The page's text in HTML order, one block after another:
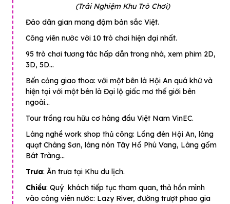
(Trải Nghiệm Khu Trò Chơi)
Đảo dân gian mang đậm bản sắc Việt.
Công viên nước với 10 trò chơi hiện đại nhất.
95 trò chơi tương tác hấp dẫn trong nhà, xem phim 2D,
3D, 5D…
Bến cảng giao thoa: với một bên là Hội An quá khứ và
hiện tại với một bên là Đại lộ giấc mơ thế giới bên
ngoài…
Tour trồng rau hữu cơ hàng đầu Việt Nam VinEC.
Làng nghề work shop thủ công: Lồng đèn Hội An, làng
quạt Chàng Sơn, làng nón Tây Hồ Phú Vang, Làng gốm
Bát Tràng…
Trưa: Ăn trưa tại Khu du lịch.
Chiều: Quý khách tiếp tục tham quan, thả hồn mình
vào công viên nước: Lazy River, đường trượt phao gia